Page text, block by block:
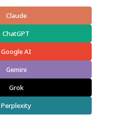
Claude
ChatGPT
Google AI
Gemini
Grok
Perplexity